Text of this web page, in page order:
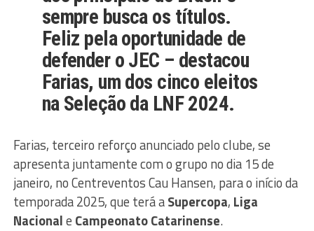
sempre busca os títulos.
Feliz pela oportunidade de
defender o JEC – destacou
Farias, um dos cinco eleitos
na Seleção da LNF 2024.
Farias, terceiro reforço anunciado pelo clube, se
apresenta juntamente com o grupo no dia 15 de
janeiro, no Centreventos Cau Hansen, para o início da
temporada 2025, que terá aSupercopa, Liga
Nacionale Campeonato Catarinense.